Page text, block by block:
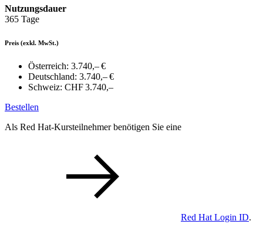
Nutzungsdauer
365 Tage
Preis (exkl. MwSt.)
Österreich: 3.740,– €
Deutschland: 3.740,– €
Schweiz: CHF 3.740,–
Bestellen
Als Red Hat-Kursteilnehmer benötigen Sie eine
Red Hat Login ID.